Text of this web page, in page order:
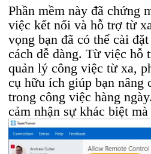
Phần mềm này đã chứng
việc kết nối và hỗ trợ từ
vọng bạn đã có thể cài
cách dễ dàng. Từ việc hỗ
quản lý công việc từ xa,
cụ hữu ích giúp bạn nâng
trong công việc hàng
cảm nhận sự khác biệt